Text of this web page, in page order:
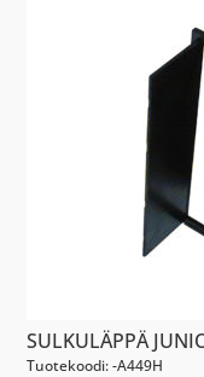
SULKULÄPPÄ
Tuotekoodi: -A449H